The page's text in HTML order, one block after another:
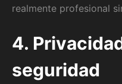
realmente profesional
4.
seguridad